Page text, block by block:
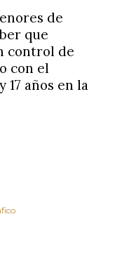
de
que
control de
con el
17 años en la